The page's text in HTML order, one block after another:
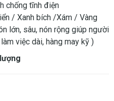
chống tĩnh điện
/ Xanh bích /Xám / Vàng
lớn, sâu, nón rộng giúp người
việc dài, hàng may kỹ )